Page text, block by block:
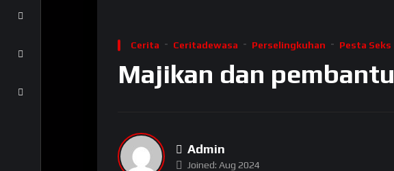
Cerita Ceritadewasa Perselingkuhan Pesta Seks
Majikan dan pembantu
Admin
Joined: Aug 2024